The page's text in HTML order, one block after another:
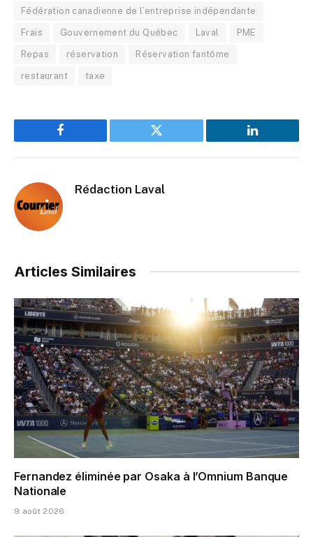
Fédération canadienne de l’entreprise indépendante
Frais Gouvernement du Québec Laval PME
Repas réservation Réservation fantôme
restaurant taxe
Facebook Twitter LinkedIn
Rédaction Laval
Articles Similaires
Fernandez éliminée par Osaka à l’Omnium Banque
Nationale
9 août 2026